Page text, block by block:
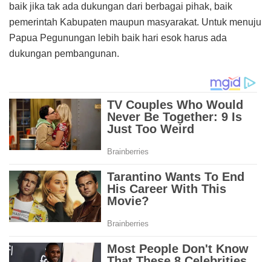
baik jika tak ada dukungan dari berbagai pihak, baik
pemerintah Kabupaten maupun masyarakat. Untuk menuju
Papua Pegunungan lebih baik hari esok harus ada
dukungan pembangunan.